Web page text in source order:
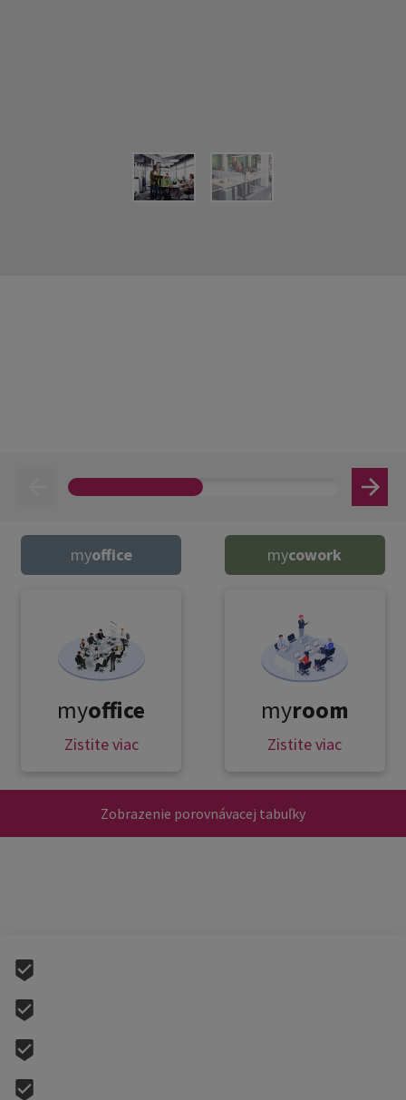
myoffice
myoffice
Zistite viac
mycowork
myroom
Zistite viac
Zobrazenie porovnávacej tabuľky